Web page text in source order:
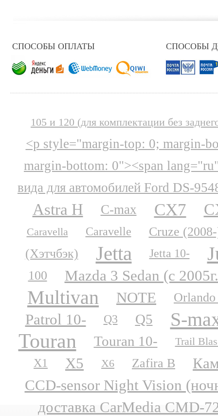
СПОСОБЫ ОПЛАТЫ СПОСОБЫ
105 и 120 (для комплектации без
<p style="margin-top: 0; margin-
margin-bottom: 0"><span
вида для автомобилей Ford DS-
Astra H C-max CX7
Caravella Caravelle
Cruze
(Хэтчбэк)
Jetta Jetta 10-
100 Mazda 3 Sedan (с
Multivan NOTE
Patrol 10- Q3 Q5 S-
Touran Touran 10- Trail
X1 X5 X6 Zafira B
CCD-sensor Night Vision
доставка CarMedia CMD-